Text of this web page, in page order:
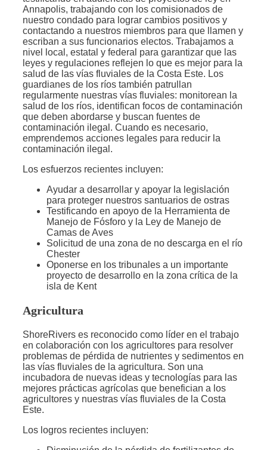
Annapolis, trabajando con los comisionados de
nuestro condado para lograr cambios positivos y
contactando a nuestros miembros para que llamen y
escriban a sus funcionarios electos. Trabajamos a
nivel local, estatal y federal para garantizar que las
leyes y regulaciones reflejen lo que es mejor para la
salud de las vías fluviales de la Costa Este. Los
guardianes de los ríos también patrullan
regularmente nuestras vías fluviales: monitorean la
salud de los ríos, identifican focos de contaminación
que deben abordarse y buscan fuentes de
contaminación ilegal. Cuando es necesario,
emprendemos acciones legales para reducir la
contaminación ilegal.
Los esfuerzos recientes incluyen:
Ayudar a desarrollar y apoyar la legislación
para proteger nuestros santuarios de ostras
Testificando en apoyo de la Herramienta de
Manejo de Fósforo y la Ley de Manejo de
Camas de Aves
Solicitud de una zona de no descarga en el río
Chester
Oponerse en los tribunales a un importante
proyecto de desarrollo en la zona crítica de la
isla de Kent
Agricultura
ShoreRivers es reconocido como líder en el trabajo
en colaboración con los agricultores para resolver
problemas de pérdida de nutrientes y sedimentos en
las vías fluviales de la agricultura. Son una
incubadora de nuevas ideas y tecnologías para las
mejores prácticas agrícolas que benefician a los
agricultores y nuestras vías fluviales de la Costa
Este.
Los logros recientes incluyen: